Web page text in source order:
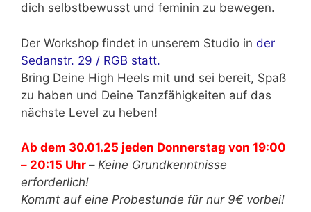
dich selbstbewusst und feminin zu bewegen.
Der Workshop findet in unserem Studio in der
Sedanstr. 29 / RGB statt.
Bring Deine High Heels mit und sei bereit, Spaß
zu haben und Deine Tanzfähigkeiten auf das
nächste Level zu heben!
Ab dem 30.01.25 jeden Donnerstag von 19:00
– 20:15 Uhr – Keine Grundkenntnisse
erforderlich!
Kommt auf eine Probestunde für nur 9€ vorbei!